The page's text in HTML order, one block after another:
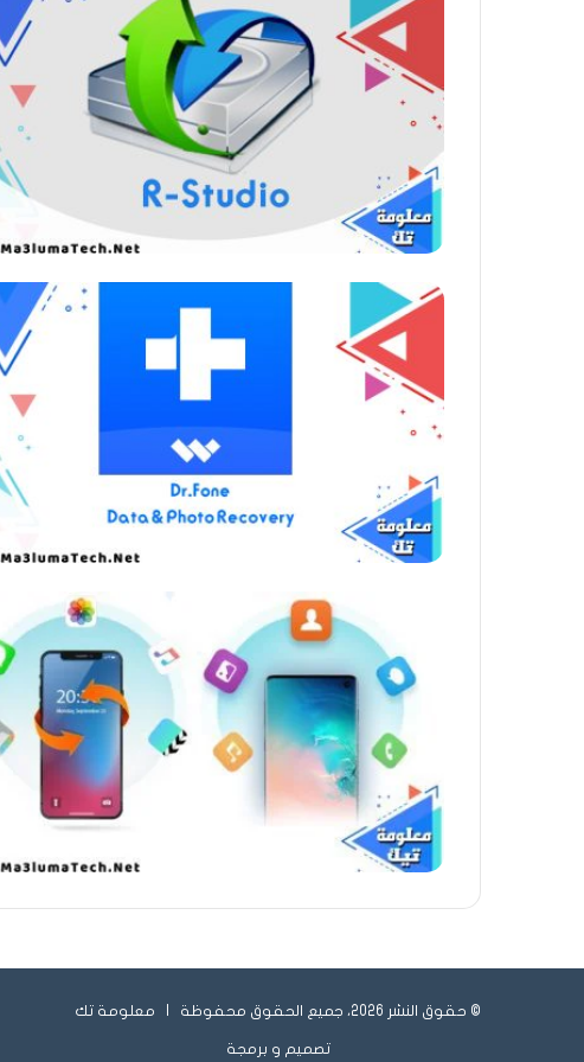
© حقوق النشر 2026، جميع الحقوق محفوظة | معلومة تك
تصميم و برمجة